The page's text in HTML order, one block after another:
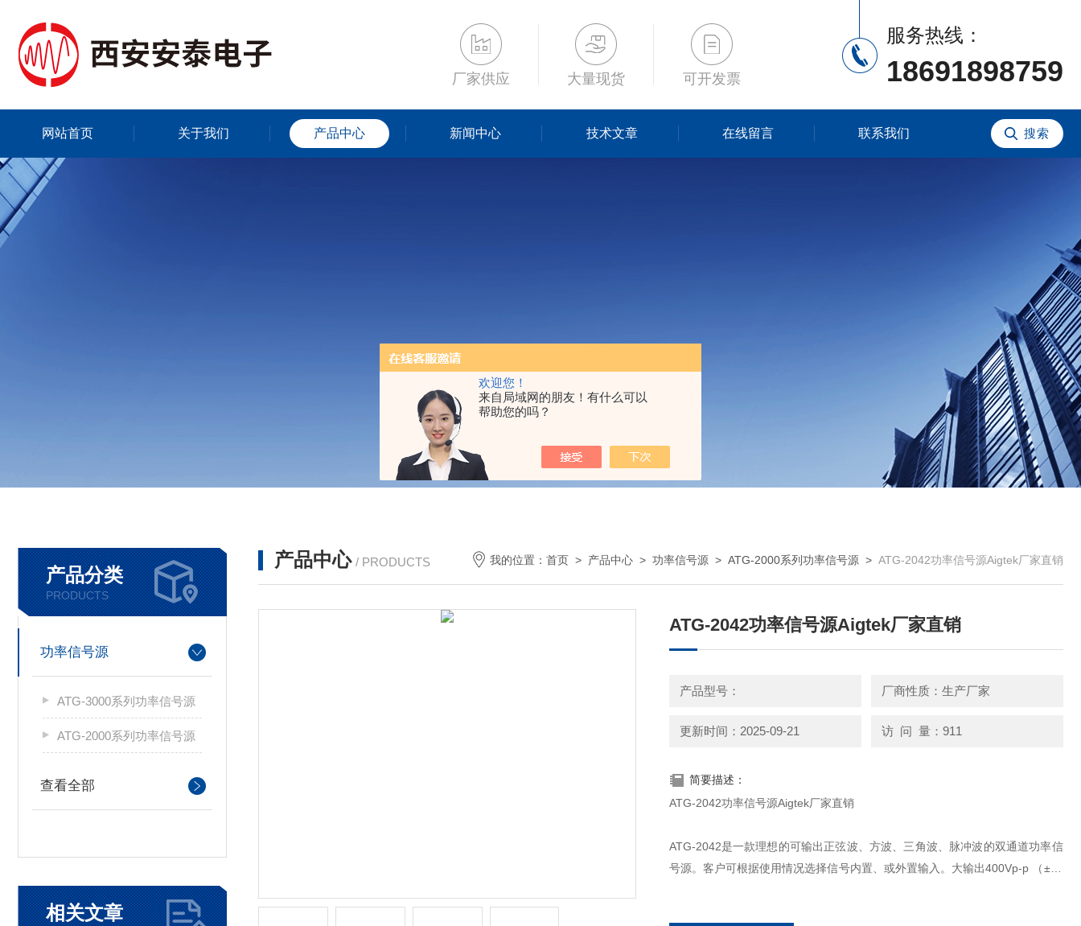
欢迎您！
来自局域网的朋友！有什么可以
帮助您的吗？
厂家供应 大量现货 可开发票
服务热线：
18691898759
网站首页 关于我们 产品中心 新闻中心 技术文章 在线留言 联系我们
产品分类
PRODUCTS
功率信号源
ATG-3000系列功率信号源
ATG-2000系列功率信号源
查看全部
相关文章
产品中心 / PRODUCTS 我的位置： 首页 > 产品中心 > 功率信号源 > ATG-2000系列功率信号源 > ATG-2042功率信号源Aigtek厂家直销
ATG-2042功率信号源Aigtek厂家直销
产品型号： 厂商性质：生产厂家
更新时间：2025-09-21 访 问 量：911
简要描述：
ATG-2042功率信号源Aigtek厂家直销
ATG-2042是一款理想的可输出正弦波、方波、三角波、脉冲波的双通道功率信
号源。客户可根据使用情况选择信号内置、或外置输入。大输出400Vp-p （±20